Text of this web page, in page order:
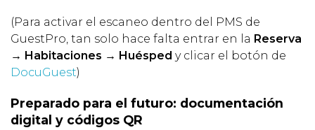
(Para activar el escaneo dentro del PMS de
GuestPro, tan solo hace falta entrar en la Reserva
→ Habitaciones → Huésped y clicar el botón de
DocuGuest)
Preparado para el futuro: documentación
digital y códigos QR